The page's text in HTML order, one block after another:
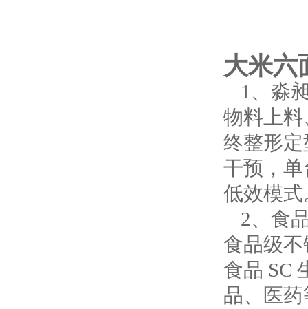
大米六
1、淼
物料上
终整形
干预，
低效模式
2、 食
食品级
食品 SC
品、医